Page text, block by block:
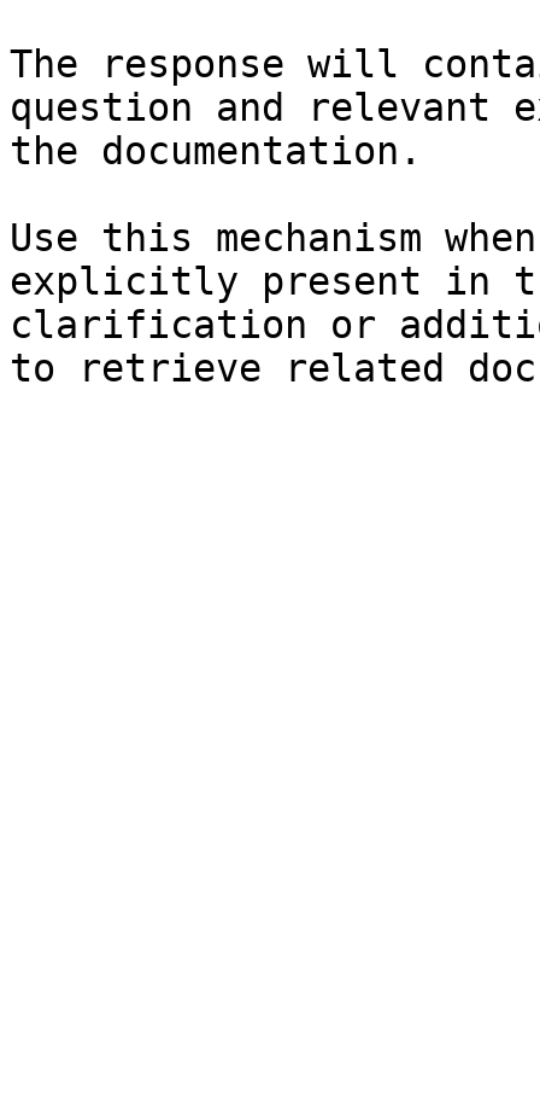
The response will
question and relevant
the documentation.
Use this mechanism
explicitly present in
clarification or